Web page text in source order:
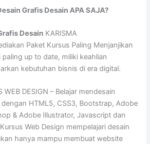
Grafis Desain APA SAJA?
Desain KARISMA
Paket Kursus Paling Menjanjikan
up to date, miliki keahlian
kebutuhan bisnis di era digital.
WEB DESIGN – Belajar mendesain
HTML5, CSS3, Bootstrap, Adobe
& Adobe Illustrator, Javascript dan
Web Design mempelajari desain
hanya mampu membuat website